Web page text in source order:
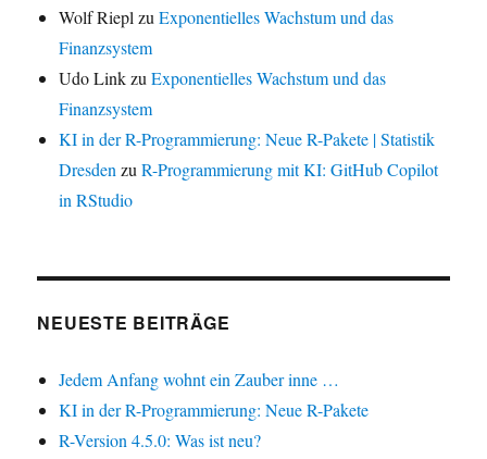
Wolf RieplzuExponentielles Wachstum und das
Finanzsystem
Udo LinkzuExponentielles Wachstum und das
Finanzsystem
KI in der R-Programmierung: Neue R-Pakete | Statistik
DresdenzuR-Programmierung mit KI: GitHub Copilot
in RStudio
NEUESTE BEITRÄGE
Jedem Anfang wohnt ein Zauber inne …
KI in der R-Programmierung: Neue R-Pakete
R-Version 4.5.0: Was ist neu?